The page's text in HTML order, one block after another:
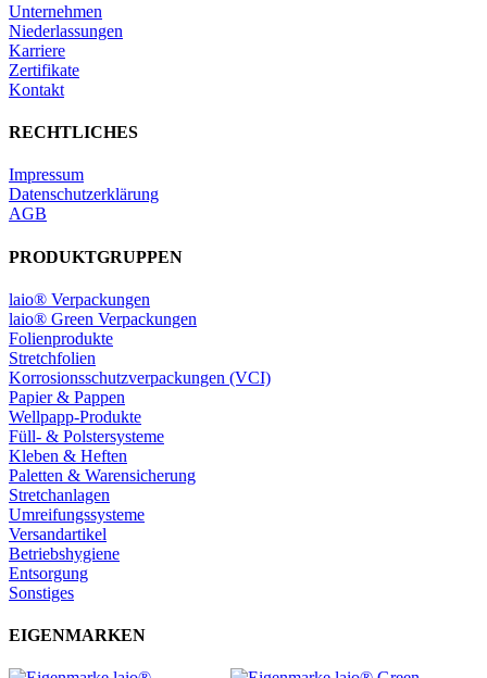
Unternehmen
Niederlassungen
Karriere
Zertifikate
Kontakt
RECHTLICHES
Impressum
Datenschutzerklärung
AGB
PRODUKTGRUPPEN
laio® Verpackungen
laio® Green Verpackungen
Folienprodukte
Stretchfolien
Korrosionsschutzverpackungen (VCI)
Papier & Pappen
Wellpapp-Produkte
Füll- & Polstersysteme
Kleben & Heften
Paletten & Warensicherung
Stretchanlagen
Umreifungssysteme
Versandartikel
Betriebshygiene
Entsorgung
Sonstiges
EIGENMARKEN